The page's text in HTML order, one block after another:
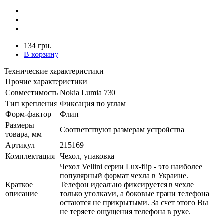
134 грн.
В корзину
Технические характеристики
Прочие характеристики
Совместимость Nokia Lumia 730
Тип крепления Фиксация по углам
Форм-фактор
Флип
Размеры
товара, мм
Соответствуют размерам устройства
Артикул
215169
Комплектация
Чехол, упаковка
Краткое
описание
Чехол Vellini серии Lux-flip - это наиболее
популярный формат чехла в Украине.
Телефон идеально фиксируется в чехле
только уголками, а боковые грани телефона
остаются не прикрытыми. За счет этого Вы
не теряете ощущения телефона в руке.